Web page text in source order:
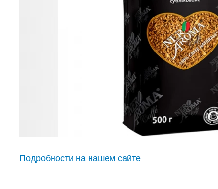
Подробности на нашем сайте